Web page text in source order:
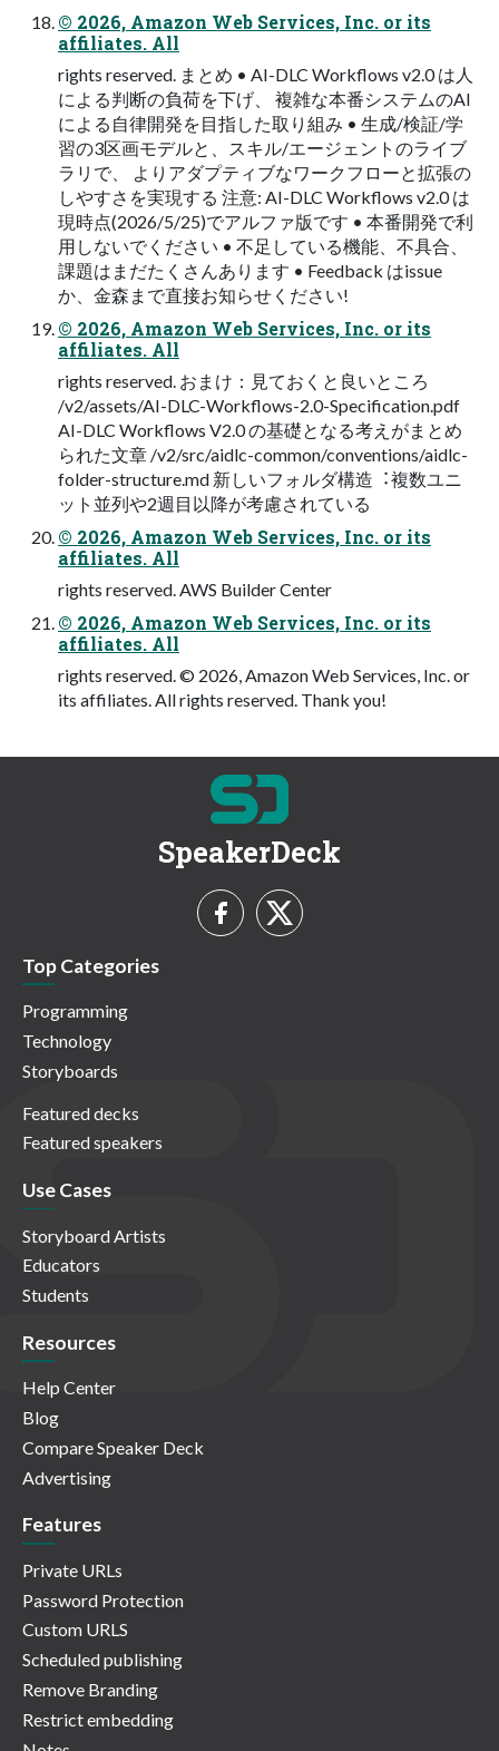
© 2026, Amazon Web Services, Inc. or its
affiliates. All
rights reserved. まとめ • AI-DLC Workflows v2.0 は⼈
による判断の負荷を下げ、 複雑な本番システムのAI
による⾃律開発を⽬指した取り組み • ⽣成/検証/学
習の3区画モデルと、スキル/エージェントのライブ
ラリで、 よりアダプティブなワークフローと拡張の
しやすさを実現する 注意: AI-DLC Workflows v2.0 は
現時点(2026/5/25)でアルファ版です • 本番開発で利
⽤しないでください • 不⾜している機能、不具合、
課題はまだたくさんあります • Feedback はissue
か、⾦森まで直接お知らせください!
© 2026, Amazon Web Services, Inc. or its
affiliates. All
rights reserved. おまけ：見ておくと良いところ
/v2/assets/AI-DLC-Workflows-2.0-Specification.pdf
AI-DLC Workflows V2.0 の基礎となる考えがまとめ
られた⽂章 /v2/src/aidlc-common/conventions/aidlc-
folder-structure.md 新しいフォルダ構造︓複数ユニ
ット並列や2週⽬以降が考慮されている
© 2026, Amazon Web Services, Inc. or its
affiliates. All
rights reserved. AWS Builder Center
© 2026, Amazon Web Services, Inc. or its
affiliates. All
rights reserved. © 2026, Amazon Web Services, Inc. or
its affiliates. All rights reserved. Thank you!
SpeakerDeck
Top Categories
Programming
Technology
Storyboards
Featured decks
Featured speakers
Use Cases
Storyboard Artists
Educators
Students
Resources
Help Center
Blog
Compare Speaker Deck
Advertising
Features
Private URLs
Password Protection
Custom URLS
Scheduled publishing
Remove Branding
Restrict embedding